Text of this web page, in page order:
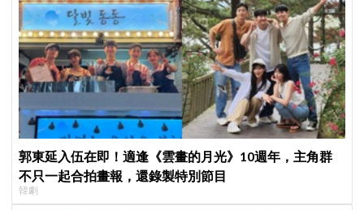
郭東延入伍在即！適逢《雲畫的月光》10週年，主角群
不只一起合拍畫報，還錄製特別節目
韓劇